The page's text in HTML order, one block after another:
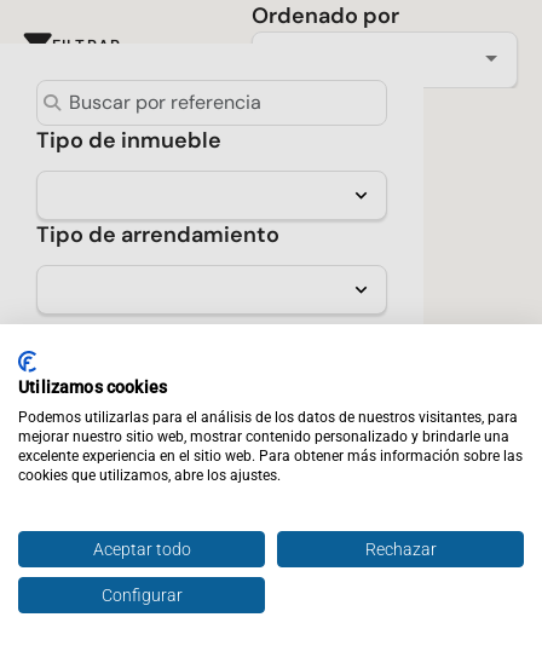
Tipo de inmueble
Tipo de arrendamiento
★ Destacados
Precio
Calidad de la zona
FILTRAR
Ordenado por
Utilizamos cookies
Podemos utilizarlas para el análisis de los datos de nuestros visitantes, para
mejorar nuestro sitio web, mostrar contenido personalizado y brindarle una
excelente experiencia en el sitio web. Para obtener más información sobre las
cookies que utilizamos, abre los ajustes.
Aceptar todo Rechazar
Configurar